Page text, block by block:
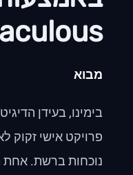
מבוא
בימינו, בעידן
פרויקט אישי זקוק
נוכחות ברשת. אחת